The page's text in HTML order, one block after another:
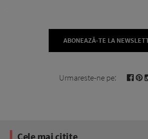
ABONEAZĂ-TE LA
Urmareste-ne pe:
Cele mai citite